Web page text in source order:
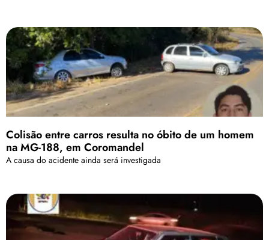
Colisão entre carros resulta no óbito de um homem
na MG-188, em Coromandel
A causa do acidente ainda será investigada